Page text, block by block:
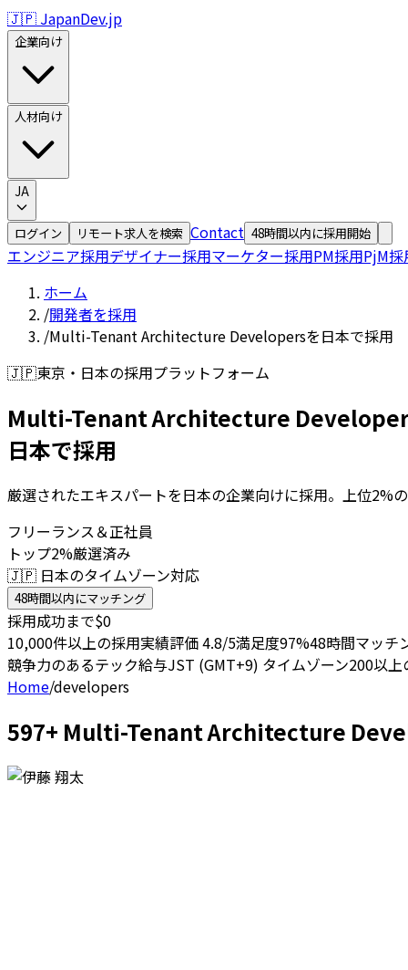
🇯🇵 JapanDev.jp
企業向け
人材向け
JA
ログイン リモート求人を検索 Contact 48時間以内に採用開始
エンジニア採用デザイナー採用マーケター採用PM採用PjM採
ホーム
/開発者を採用
/Multi-Tenant Architecture Developersを日本で採用
🇯🇵東京・日本の採用プラットフォーム
Multi-Tenant Architecture
日本で採用
厳選されたエキスパートを日本の企業向けに採用。上位2%
フリーランス＆正社員
トップ2%厳選済み
🇯🇵 日本のタイムゾーン対応
48時間以内にマッチング
採用成功まで$0
10,000件以上の採用実績評価 4.8/5満足度97%48時間マッチ
競争力のあるテック給与JST (GMT+9) タイムゾーン200以上
Home/developers
597+ Multi-Tenant Architecture